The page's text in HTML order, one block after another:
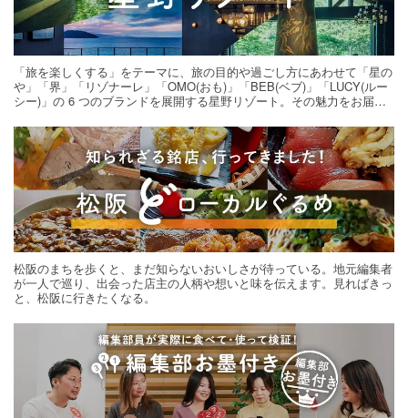
「旅を楽しくする」をテーマに、旅の目的や過ごし方にあわせて「星の
や」「界」「リゾナーレ」「OMO(おも)」「BEB(ベブ)」「LUCY(ルー
シー)」の 6 つのブランドを展開する星野リゾート。その魅力をお届け
松阪のまちを歩くと、まだ知らないおいしさが待っている。地元編集者
が一人で巡り、出会った店主の人柄や想いと味を伝えます。見ればきっ
と、松阪に行きたくなる。